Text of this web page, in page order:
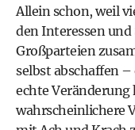
Allein schon, weil
den Interessen
Großparteien
selbst abschaffen
echte Veränderung
wahrscheinlichere